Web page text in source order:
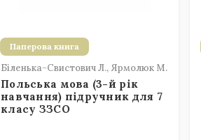
Паперова книга
Біленька-Свистович Л., Ярмолюк М.
Польська мова (3-й рік
навчання) підручник для 7
класу ЗЗСО